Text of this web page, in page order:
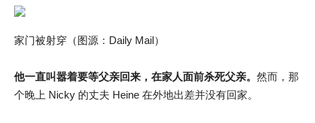
家门被射穿（图源：Daily Mail）
他一直叫嚣着要等父亲回来，在家人面前杀死父亲。 然而，那
个晚上 Nicky 的丈夫 Heine 在外地出差并没有回家。